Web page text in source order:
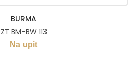
BURMA
ZT BM-BW 113
Na upit